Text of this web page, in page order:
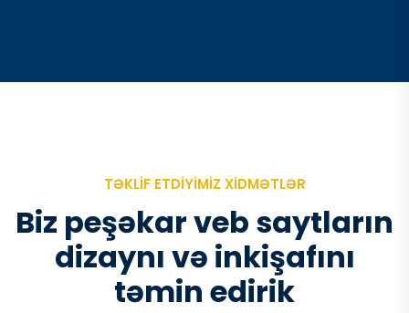
TƏKLIF ETDIYIMIZ XIDMƏTLƏR
Biz peşəkarveb saytların
dizaynı və inkişafını
təmin edirik